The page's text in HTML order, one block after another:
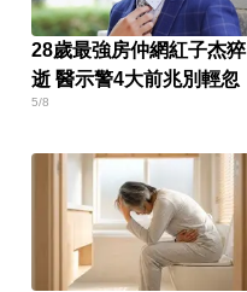
28歲最強房仲網紅子杰猝
逝 醫示警4大前兆別輕忽
5/8